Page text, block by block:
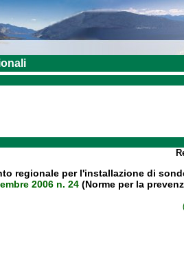
regionale per l'installazione di
2006 n. 24(Norme per la